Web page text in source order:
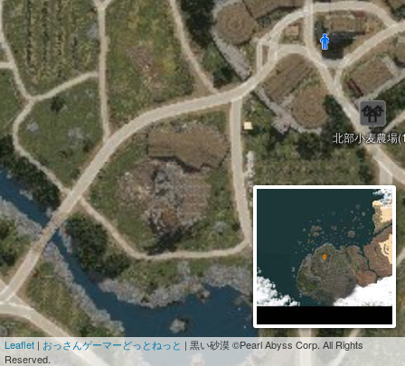
北部小麦農場
Leaflet | おっさんゲーマーどっとねっと | 黒い砂漠 ©Pearl Abyss Corp. All Rights
Reserved.